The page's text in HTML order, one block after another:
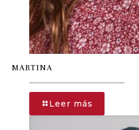
MARTINA
Leer más
MARTINA